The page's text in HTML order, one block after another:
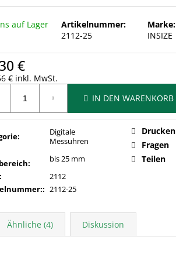
auf Lager
Artikelnummer:
2112-25
Marke:
INSIZE
€
€ inkl. MwSt.
IN DEN WARENKORB
:
Digitale
Messuhren
:
bis 25 mm
:
2112
: 2112-25
Drucken
Fragen
Teilen
Ähnliche (4) Diskussion